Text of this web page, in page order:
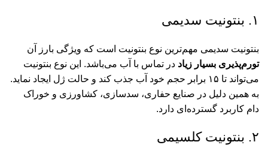
۱. بنتونیت سدیمی
بنتونیت سدیمی مهم‌ترین نوع بنتونیت است که ویژگی بارز آن
تورم‌پذیری بسیار زیاد در تماس با آب می‌باشد. این نوع بنتونیت
می‌تواند تا ۱۵ برابر حجم خود آب جذب کند و حالت ژل ایجاد نماید.
به همین دلیل در صنایع حفاری، سدسازی، کشاورزی و خوراک
دام کاربرد گسترده‌ای دارد.
۲. بنتونیت کلسیمی